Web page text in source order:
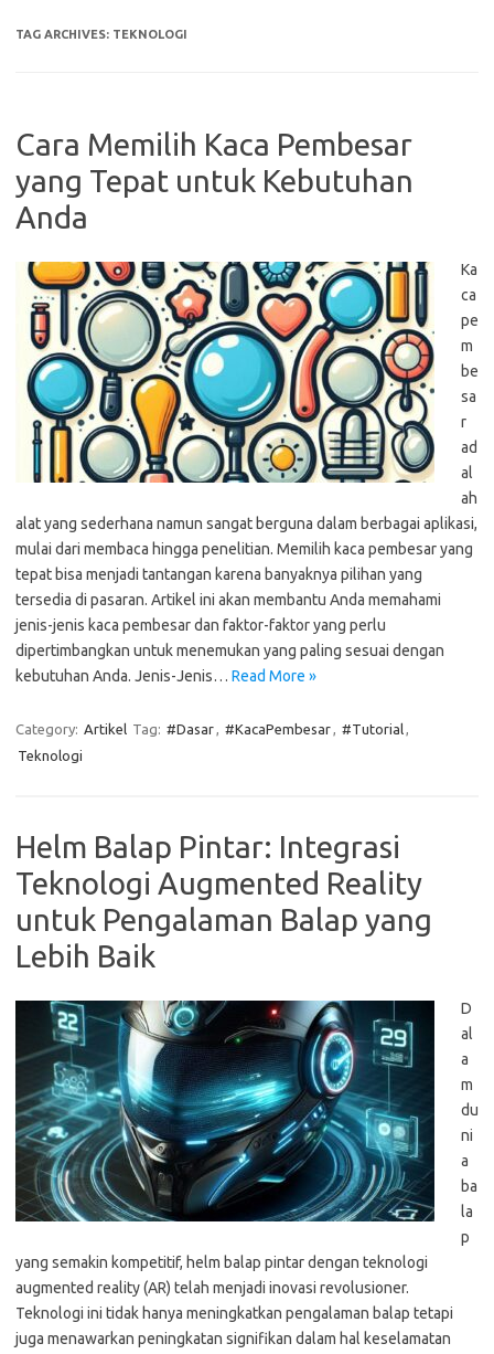
TAG ARCHIVES: TEKNOLOGI
Cara Memilih Kaca Pembesar
yang Tepat untuk Kebutuhan
Anda
Ka
ca
pe
m
be
sa
r
ad
al
ah
alat yang sederhana namun sangat berguna dalam berbagai aplikasi,
mulai dari membaca hingga penelitian. Memilih kaca pembesar yang
tepat bisa menjadi tantangan karena banyaknya pilihan yang
tersedia di pasaran. Artikel ini akan membantu Anda memahami
jenis-jenis kaca pembesar dan faktor-faktor yang perlu
dipertimbangkan untuk menemukan yang paling sesuai dengan
kebutuhan Anda. Jenis-Jenis… Read More »
Category: Artikel Tag: #Dasar, #KacaPembesar, #Tutorial,
Teknologi
Helm Balap Pintar: Integrasi
Teknologi Augmented Reality
untuk Pengalaman Balap yang
Lebih Baik
D
al
a
m
du
ni
a
ba
la
p
yang semakin kompetitif, helm balap pintar dengan teknologi
augmented reality (AR) telah menjadi inovasi revolusioner.
Teknologi ini tidak hanya meningkatkan pengalaman balap tetapi
juga menawarkan peningkatan signifikan dalam hal keselamatan